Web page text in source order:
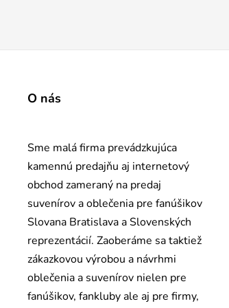
O nás
Sme malá firma prevádzkujúca
kamennú predajňu aj internetový
obchod zameraný na predaj
suvenírov a oblečenia pre fanúšikov
Slovana Bratislava a Slovenských
reprezentácií. Zaoberáme sa taktiež
zákazkovou výrobou a návrhmi
oblečenia a suvenírov nielen pre
fanúšikov, fankluby ale aj pre firmy,